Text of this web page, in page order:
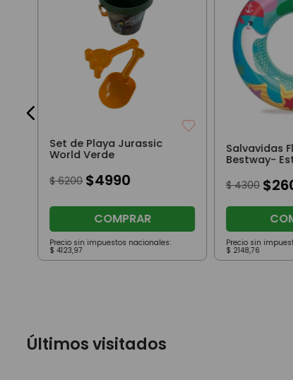
Set de Playa Jurassic
World Verde
$ 6200 $4990
COMPRAR
Precio sin impuestos nacionales:
$ 4123,97
Salvavidas
Bestway-
$ 4300 $
Precio sin
$ 2148,76
Últimos visitados